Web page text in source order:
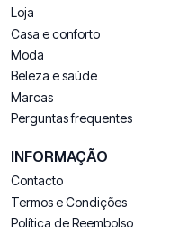
Loja
Casa e conforto
Moda
Beleza e saúde
Marcas
Perguntas frequentes
INFORMAÇÃO
Contacto
Termos e Condições
Política de Reembolso